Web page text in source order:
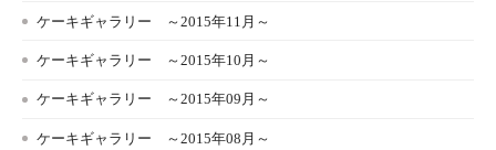
ケーキギャラリー ～2015年11月～
ケーキギャラリー ～2015年10月～
ケーキギャラリー ～2015年09月～
ケーキギャラリー ～2015年08月～